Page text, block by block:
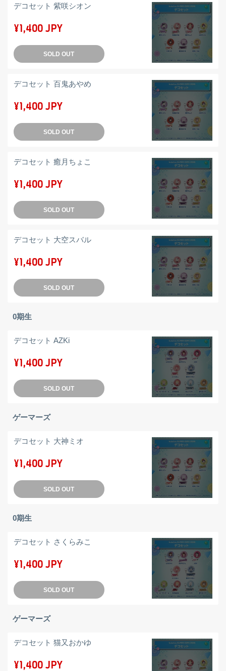
デコセット 紫咲シオン
¥1,400 JPY
SOLD OUT
デコセット 百鬼あやめ
¥1,400 JPY
SOLD OUT
デコセット 癒月ちょこ
¥1,400 JPY
SOLD OUT
デコセット 大空スバル
¥1,400 JPY
SOLD OUT
0期生
デコセット AZKi
¥1,400 JPY
SOLD OUT
ゲーマーズ
デコセット 大神ミオ
¥1,400 JPY
SOLD OUT
0期生
デコセット さくらみこ
¥1,400 JPY
SOLD OUT
ゲーマーズ
デコセット 猫又おかゆ
¥1,400 JPY